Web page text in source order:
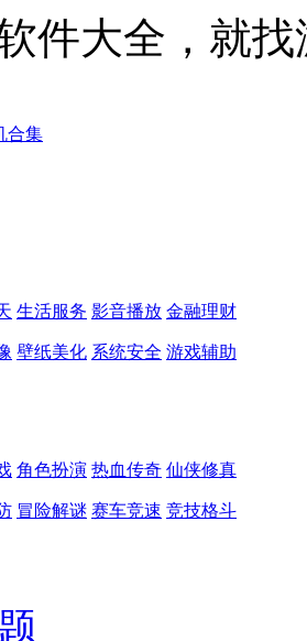
件大全，就
合集
生活服务 影音播放 金融理财
壁纸美化 系统安全 游戏辅助
角色扮演 热血传奇 仙侠修真
冒险解谜 赛车竞速 竞技格斗